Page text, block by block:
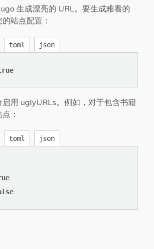
生成漂亮的 URL。要生成难看的
站点配置：
toml json
用 uglyURLs。例如，对于包含书籍
：
toml json